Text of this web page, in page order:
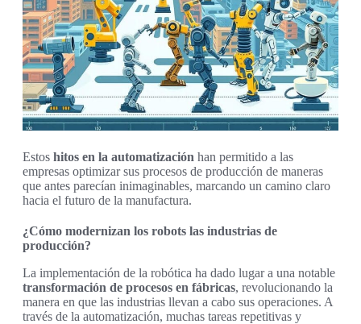
Estos hitos en la automatización han permitido a las
empresas optimizar sus procesos de producción de maneras
que antes parecían inimaginables, marcando un camino claro
hacia el futuro de la manufactura.
¿Cómo modernizan los robots las industrias de
producción?
La implementación de la robótica ha dado lugar a una notable
transformación de procesos en fábricas, revolucionando la
manera en que las industrias llevan a cabo sus operaciones. A
través de la automatización, muchas tareas repetitivas y